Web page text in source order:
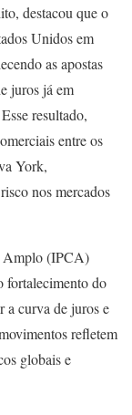
destacou que o
Unidos em
as apostas
juros já em
resultado,
entre os
York,
nos mercados
Amplo (IPCA)
fortalecimento do
a curva de juros e
refletem
globais e